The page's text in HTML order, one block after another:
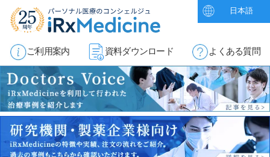
日本語
ご利用案内 資料ダウンロード よくある質問